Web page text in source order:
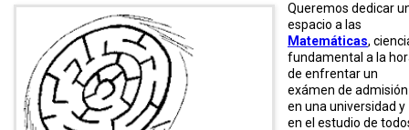
Queremos dedicar
espacio a las
Matemáticas,
fundamental a la
de enfrentar un
exámen de admisión
en una universidad y
en el estudio de